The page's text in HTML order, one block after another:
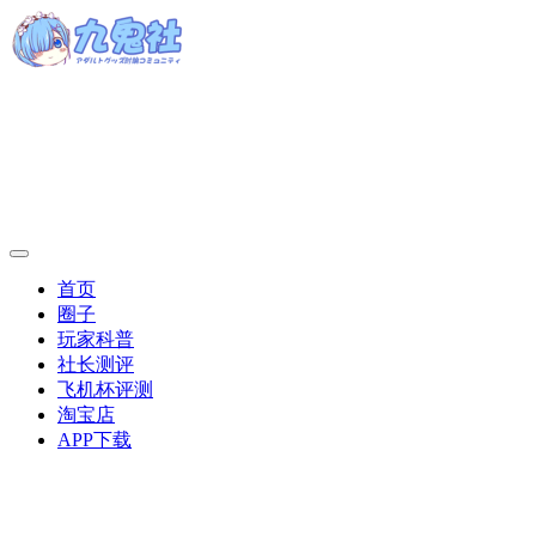
首页
圈子
玩家科普
社长测评
飞机杯评测
淘宝店
APP下载